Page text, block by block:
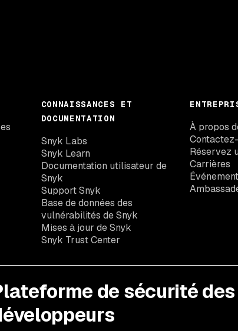
CONNAISSANCES ET
DOCUMENTATION
Snyk Labs
Snyk Learn
Documentation utilisateur de
Snyk
Support Snyk
Base de données des
vulnérabilités de Snyk
Mises à jour de Snyk
Snyk Trust Center
À propos
Réservez
Carrières
de sécurité des